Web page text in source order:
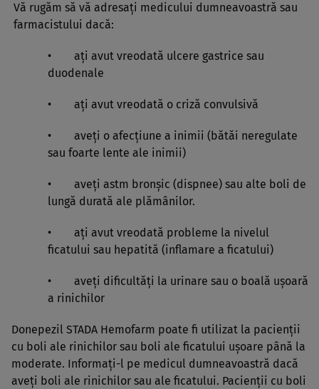
Vă rugăm să vă adresaţi medicului dumneavoastră sau
farmacistului dacă:
• aţi avut vreodată ulcere gastrice sau
duodenale
• aţi avut vreodată o criză convulsivă
• aveţi o afecţiune a inimii (bătăi neregulate
sau foarte lente ale inimii)
• aveţi astm bronşic (dispnee) sau alte boli de
lungă durată ale plămânilor.
• aţi avut vreodată probleme la nivelul
ficatului sau hepatită (inflamare a ficatului)
• aveţi dificultăţi la urinare sau o boală uşoară
a rinichilor
Donepezil STADA Hemofarm poate fi utilizat la pacienţii
cu boli ale rinichilor sau boli ale ficatului uşoare până la
moderate. Informaţi-l pe medicul dumneavoastră dacă
aveţi boli ale rinichilor sau ale ficatului. Pacienţii cu boli